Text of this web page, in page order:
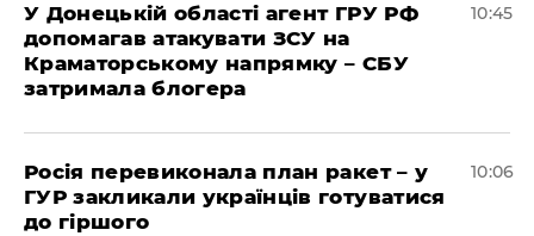
У Донецькій області агент ГРУ РФ
допомагав атакувати ЗСУ на
Краматорському напрямку – СБУ
затримала блогера
10:45
Росія перевиконала план ракет – у
ГУР закликали українців готуватися
до гіршого
10:06